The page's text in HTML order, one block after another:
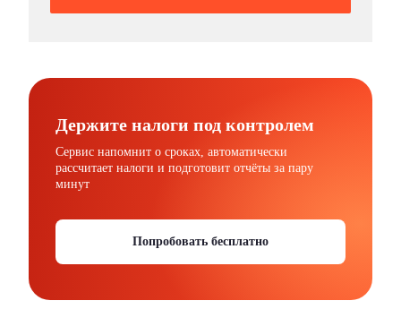
Держите налоги под контролем
Сервис напомнит о сроках, автоматически
рассчитает налоги и подготовит отчёты за пару
минут
Попробовать бесплатно